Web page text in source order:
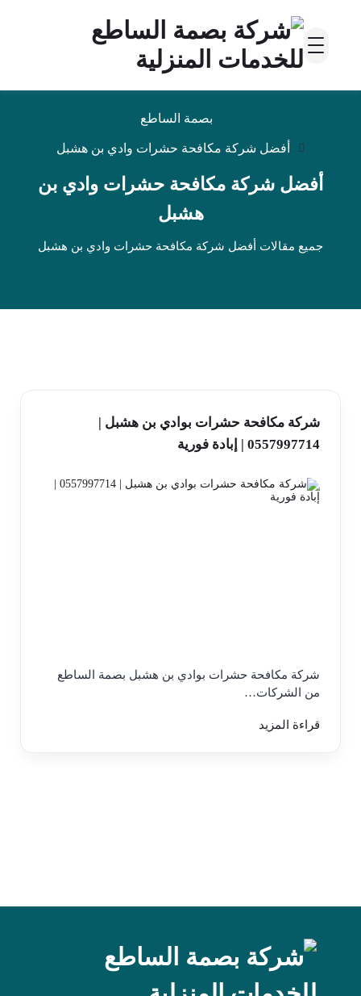
بصمة الساطع
أفضل شركة مكافحة حشرات وادي بن هشبل
أفضل شركة مكافحة حشرات وادي بن
هشبل
جميع مقالات أفضل شركة مكافحة حشرات وادي بن هشبل
شركة مكافحة حشرات بوادي بن هشبل |
0557997714 | إبادة فورية
شركة مكافحة حشرات بوادي بن هشبل بصمة الساطع
من الشركات…
قراءة المزيد